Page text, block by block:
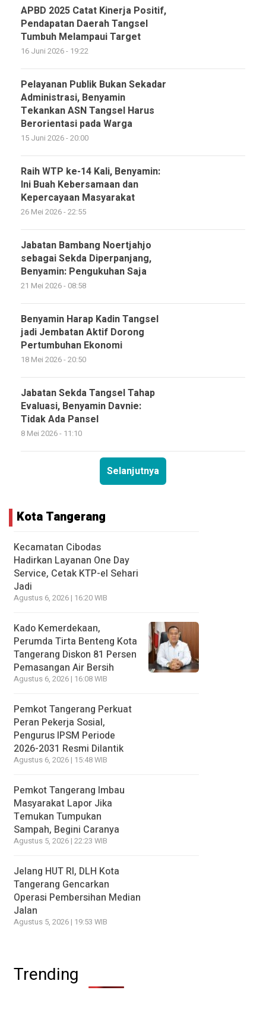
APBD 2025 Catat Kinerja Positif,
Pendapatan Daerah Tangsel
Tumbuh Melampaui Target
16 Juni 2026 - 19:22
Pelayanan Publik Bukan Sekadar
Administrasi, Benyamin
Tekankan ASN Tangsel Harus
Berorientasi pada Warga
15 Juni 2026 - 20:00
Raih WTP ke-14 Kali, Benyamin:
Ini Buah Kebersamaan dan
Kepercayaan Masyarakat
26 Mei 2026 - 22:55
Jabatan Bambang Noertjahjo
sebagai Sekda Diperpanjang,
Benyamin: Pengukuhan Saja
21 Mei 2026 - 08:58
Benyamin Harap Kadin Tangsel
jadi Jembatan Aktif Dorong
Pertumbuhan Ekonomi
18 Mei 2026 - 20:50
Jabatan Sekda Tangsel Tahap
Evaluasi, Benyamin Davnie:
Tidak Ada Pansel
8 Mei 2026 - 11:10
Selanjutnya
Kota Tangerang
Kecamatan Cibodas
Hadirkan Layanan One Day
Service, Cetak KTP-el Sehari
Jadi
Agustus 6, 2026 | 16:20 WIB
Kado Kemerdekaan,
Perumda Tirta Benteng Kota
Tangerang Diskon 81 Persen
Pemasangan Air Bersih
Agustus 6, 2026 | 16:08 WIB
Pemkot Tangerang Perkuat
Peran Pekerja Sosial,
Pengurus IPSM Periode
2026-2031 Resmi Dilantik
Agustus 6, 2026 | 15:48 WIB
Pemkot Tangerang Imbau
Masyarakat Lapor Jika
Temukan Tumpukan
Sampah, Begini Caranya
Agustus 5, 2026 | 22:23 WIB
Jelang HUT RI, DLH Kota
Tangerang Gencarkan
Operasi Pembersihan Median
Jalan
Agustus 5, 2026 | 19:53 WIB
Trending